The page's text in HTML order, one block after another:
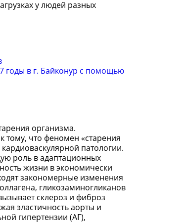
у людей разных
годы в г. Байконур с помощью
организма.
тому, что феномен «старения
патологии.
роль в адаптационных
жизни в экономически
закономерные изменения
гликозаминогликанов
склероз и фиброз
эластичность аорты и
гипертензии (АГ),